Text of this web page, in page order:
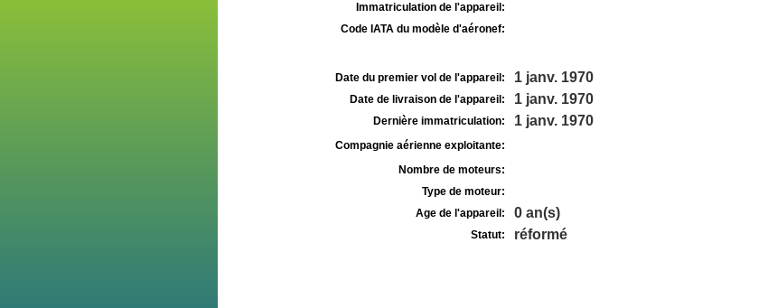
Immatriculation de l'appareil:
Code IATA du modèle d'aéronef:
Date du premier vol de l'appareil: 1 janv. 1970
Date de livraison de l'appareil: 1 janv. 1970
Dernière immatriculation: 1 janv. 1970
Compagnie aérienne exploitante:
Nombre de moteurs:
Type de moteur:
Age de l'appareil:
0 an(s)
Statut: réformé